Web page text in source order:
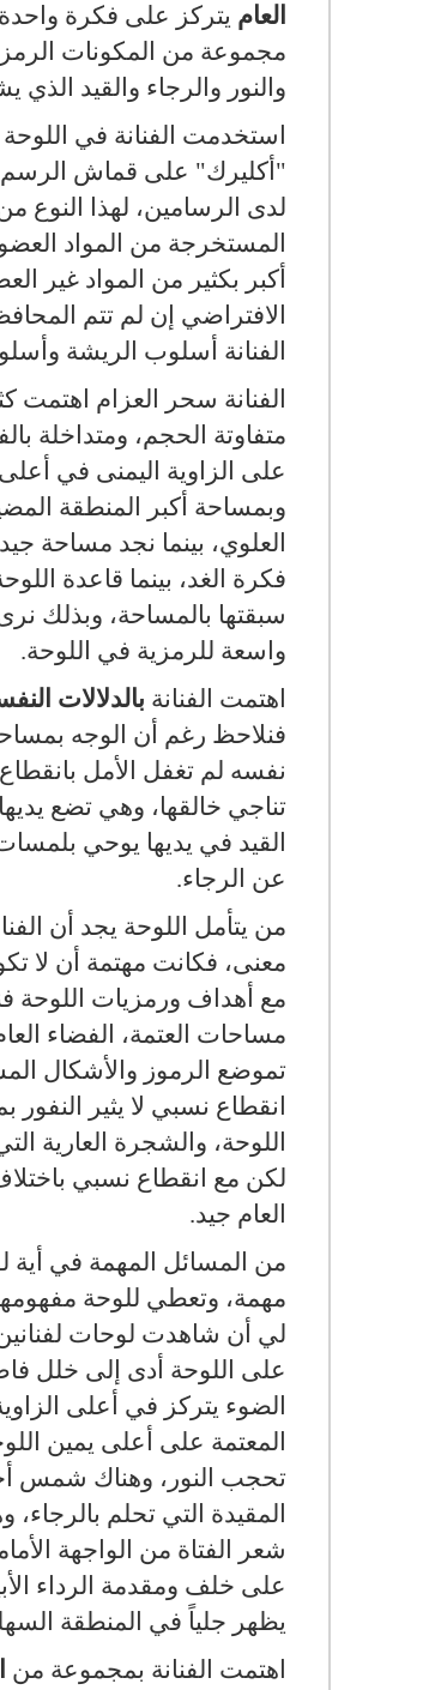
العام يتركز على فكرة
مجموعة من المكونات
والنور والرجاء والقيد الذي
استخدمت الفنانة في اللوحة
"أكليرك" على قماش الرسم
لدى الرسامين، لهذا النوع
المستخرجة من المواد
أكبر بكثير من المواد غير
الفنانة أسلوب الريشة
الفنانة سحر العزام اهتمت
متفاوتة الحجم، ومتداخلة
على الزاوية اليمنى في أعلى
وبمساحة أكبر المنطقة
العلوي، بينما نجد مساحة
فكرة الغد، بينما قاعدة
سبقتها بالمساحة، وبذلك
واسعة للرمزية في اللوحة.
اهتمت الفنانة بالدلالات
فنلاحظ رغم أن الوجه
نفسه لم تغفل الأمل
تناجي خالقها، وهي تضع
القيد في يديها يوحي
عن الرجاء.
من يتأمل اللوحة يجد أن
معنى، فكانت مهتمة أن لا
مع أهداف ورمزيات اللوحة
مساحات العتمة، الفضاء
تموضع الرموز والأشكال
انقطاع نسبي لا يثير
اللوحة، والشجرة العارية
لكن مع انقطاع نسبي
العام جيد.
من المسائل المهمة في أية
مهمة، وتعطي للوحة
لي أن شاهدت لوحات
على اللوحة أدى إلى خلل
الضوء يتركز في أعلى
المعتمة على أعلى يمين
تحجب النور، وهناك شمس
المقيدة التي تحلم
شعر الفتاة من الواجهة
على خلف ومقدمة الرداء
يظهر جلياً في المنطقة
اهتمت الفنانة بمجموعة من